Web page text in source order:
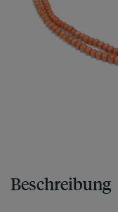
Beschreibung